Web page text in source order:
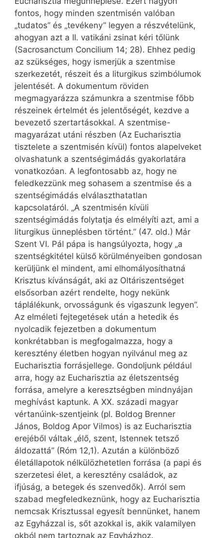
fontos, hogy minden szentmisén valóban
„tudatos” és „tevékeny” legyen a részvételünk,
ahogyan azt a II. vatikáni zsinat kéri tőlünk
(Sacrosanctum Concilium 14; 28). Ehhez pedig
az szükséges, hogy ismerjük a szentmise
szerkezetét, részeit és a liturgikus szimbólumok
jelentését. A dokumentum röviden
megmagyarázza számunkra a szentmise főbb
részeinek értelmét és jelentőségét, kezdve a
bevezető szertartásokkal. A szentmise-
magyarázat utáni részben (Az Eu­charisztia
tisztelete a szentmisén kívül) fontos alapelveket
olvashatunk a szentségimádás gyakorlatára
vonatkozóan. A legfontosabb az, hogy ne
feledkezzünk meg sohasem a szentmise és a
szentségimádás elválaszthatatlan
kapcsolatáról. „A szentmisén kívüli
szentségimádás folytatja és elmélyíti azt, ami a
liturgikus ünneplésben történt.” (47. old.) Már
Szent VI. Pál pápa is hangsúlyozta, hogy „a
szentségkitétel külső körülményeiben gondosan
kerüljünk el mindent, ami elhomályosíthatná
Krisztus kívánságát, aki az Oltáriszentséget
elsősorban azért rendelte, hogy nekünk
táplálékunk, orvosságunk és vigaszunk legyen”.
Az elméleti fejtegetések után a hetedik és
nyolcadik fejezetben a dokumentum
konkrétabban is megfogalmazza, hogy a
keresztény életben hogyan nyilvánul meg az
Eucharisztia forrásjellege. Gondoljunk például
arra, hogy az Eucharisztia az életszentség
forrása, amelyre a keresztségben mindnyájan
meghívást kaptunk. A XX. századi magyar
vértanúink-szentjeink (pl. Boldog Brenner
János, Boldog Apor Vilmos) is az Eucharisztia
erejéből váltak „élő, szent, Istennek tetsző
áldozattá” (Róm 12,1). Azután a különböző
életállapotok nélkülözhetetlen forrása (a papi és
szerzetesi élet, a keresztény családok, az
ifjúság, a betegek és szenvedők). Arról sem
szabad megfeledkeznünk, hogy az Eucharisztia
nemcsak Krisztussal egyesít bennünket, hanem
az Egyházzal is, sőt azokkal is, akik valamilyen
okból nem tartoznak az Egyházhoz.